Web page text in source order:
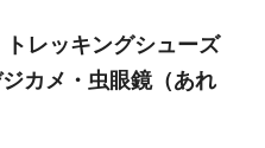
レッキングシューズ
カメ・虫眼鏡（あれ